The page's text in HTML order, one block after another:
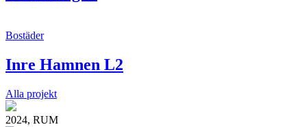
Bostäder
Inre Hamnen L2
Alla projekt
2024, RUM